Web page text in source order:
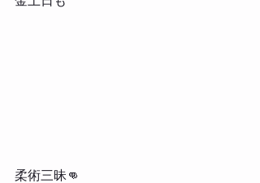
柔術三昧👊